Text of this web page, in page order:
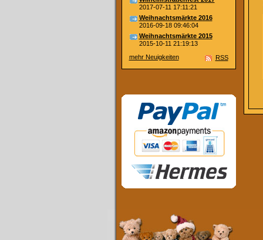
2017-07-11 17:11:21
Weihnachtsmärkte 2016
2016-09-18 09:46:04
Weihnachtsmärkte 2015
2015-10-11 21:19:13
mehr Neuigkeiten
RSS